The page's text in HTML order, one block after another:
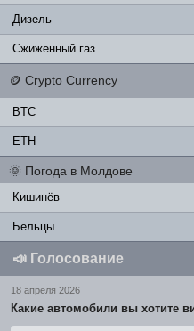
Дизель
Сжиженный газ
🪙 Crypto Currency
BTC
ETH
🌞 Погода в Молдове
Кишинёв
Бельцы
📣 Голосование
18 апреля 2026
Какие автомобили вы хотите